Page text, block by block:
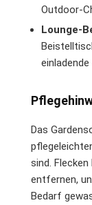
Outdoor-
Lounge-
Das
sind.
entfernen,
Bedarf